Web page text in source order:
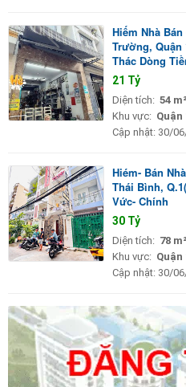
Hiếm Nhà
Trường, Quận
Thác Dòng
21 Tỷ
Diện tích: 54 m²
Khu vực: Quận
Cập nhật: 30/
Hiém- Bán
Thái Bình,
Vức- Chính
30 Tỷ
Diện tích: 78 m²
Khu vực: Quận
Cập nhật: 30/